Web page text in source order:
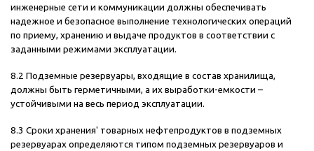
инженерные сети и коммуникации должны обеспечивать
надежное и безопасное выполнение технологических операций
по приему, хранению и выдаче продуктов в соответствии с
заданными режимами эксплуатации.
8.2 Подземные резервуары, входящие в состав хранилища,
должны быть герметичными, а их выработки-емкости –
устойчивыми на весь период эксплуатации.
8.3 Сроки хранения' товарных нефтепродуктов в подземных
резервуарах определяются типом подземных резервуаров и